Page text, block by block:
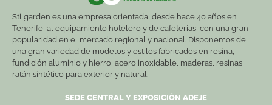
Stilgarden es una empresa orientada, desde hace 40 años en
Tenerife, al equipamiento hotelero y de cafeterías, con una gran
popularidad en el mercado regional y nacional. Disponemos de
una gran variedad de modelos y estilos fabricados en resina,
fundición aluminio y hierro, acero inoxidable, maderas, resinas,
ratán sintético para exterior y natural.
SEDE CENTRAL Y EXPOSICIÓN ADEJE